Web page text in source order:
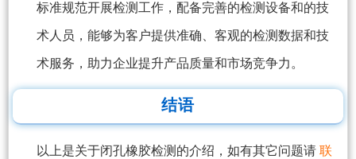
标准规范开展检测工作，配备完善的检测设备和的技
术人员，能够为客户提供准确、客观的检测数据和技
术服务，助力企业提升产品质量和市场竞争力。
结语
以上是关于闭孔橡胶检测的介绍，如有其它问题请 联